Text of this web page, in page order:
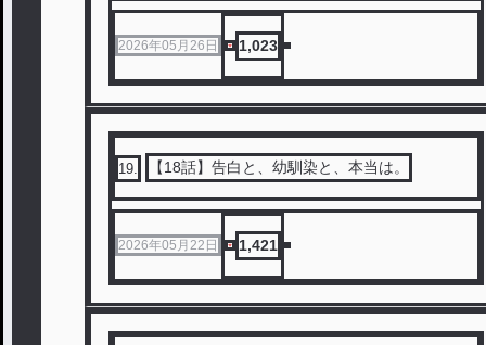
2026年05月26日 1,023
19 【18話】告白と、幼馴染と、本当は。
2026年05月22日 1,421